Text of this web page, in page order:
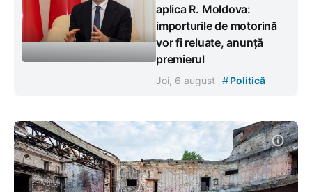
aplica R. Moldova:
importurile de motorină
vor fi reluate, anunță
premierul
Joi, 6 august #Politică